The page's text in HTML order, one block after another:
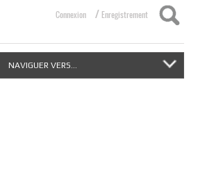
Connexion / Enregistrement
NAVIGUER VERS...